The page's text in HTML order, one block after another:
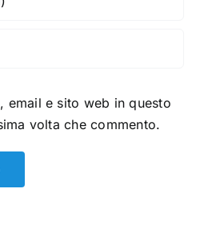
email e sito web in questo
volta che commento.